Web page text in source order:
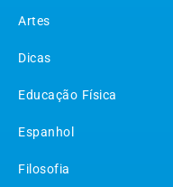
Artes
Dicas
Educação Física
Espanhol
Filosofia